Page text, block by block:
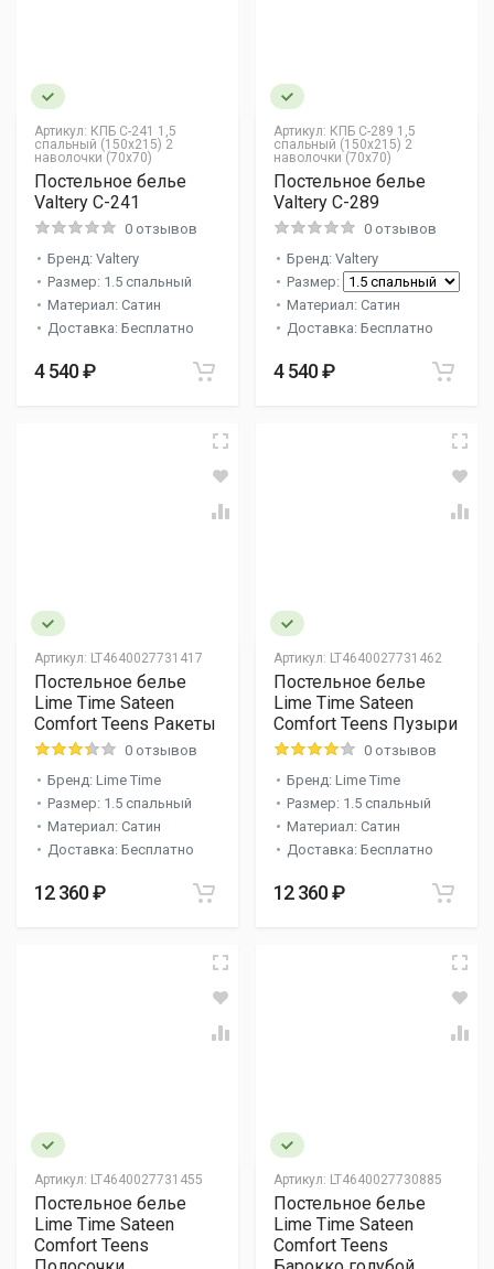
Артикул: КПБ С-241 1,5
спальный (150х215) 2
наволочки (70х70)
Постельное белье
Valtery C-241
0 отзывов
Бренд: Valtery
Размер: 1.5 спальный
Материал: Сатин
Доставка: Бесплатно
4 540 ₽
Артикул: КПБ С-289 1,5
спальный (150х215) 2
наволочки (70х70)
Постельное белье
Valtery C-289
0 отзывов
Бренд: Valtery
Размер:
Материал: Сатин
Доставка: Бесплатно
4 540 ₽
Артикул: LT4640027731417
Постельное белье
Lime Time Sateen
Comfort Teens Ракеты
0 отзывов
Бренд: Lime Time
Размер: 1.5 спальный
Материал: Сатин
Доставка: Бесплатно
12 360 ₽
Артикул: LT4640027731462
Постельное белье
Lime Time Sateen
Comfort Teens Пузыри
0 отзывов
Бренд: Lime Time
Размер: 1.5 спальный
Материал: Сатин
Доставка: Бесплатно
12 360 ₽
Артикул: LT4640027731455
Постельное белье
Lime Time Sateen
Comfort Teens
Артикул: LT4640027730885
Постельное белье
Lime Time Sateen
Comfort Teens